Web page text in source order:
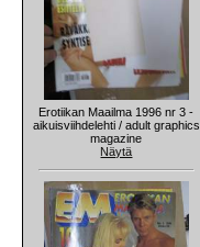
Erotiikan Maailma 1996 nr 3 -
aikuisviihdelehti / adult graphics
magazine
Näytä